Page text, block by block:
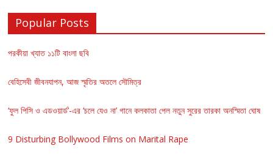
Popular Posts
পরকীয়া খ্যাত ১১টি বাংলা ছবি
বেহিসেবী জীবনযাপন, আজ স্মৃতির অতলে সৌমিত্র
‘ফুল পিসি ও এডওয়ার্ড’-এর ‘চলে যেও না’ গানে কলকাতা পেল নতুন সুরের তারকা অনস্মিতা ঘোষ
9 Disturbing Bollywood Films on Marital Rape